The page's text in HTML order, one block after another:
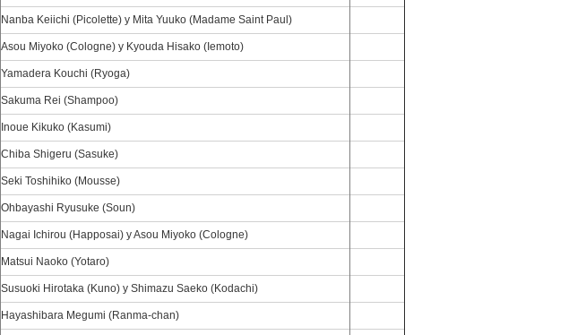
Nanba Keiichi (Picolette) y Mita Yuuko (Madame Saint Paul)
Asou Miyoko (Cologne) y Kyouda Hisako (Iemoto)
Yamadera Kouchi (Ryoga)
Sakuma Rei (Shampoo)
Inoue Kikuko (Kasumi)
Chiba Shigeru (Sasuke)
Seki Toshihiko (Mousse)
Ohbayashi Ryusuke (Soun)
Nagai Ichirou (Happosai) y Asou Miyoko (Cologne)
Matsui Naoko (Yotaro)
Susuoki Hirotaka (Kuno) y Shimazu Saeko (Kodachi)
Hayashibara Megumi (Ranma-chan)